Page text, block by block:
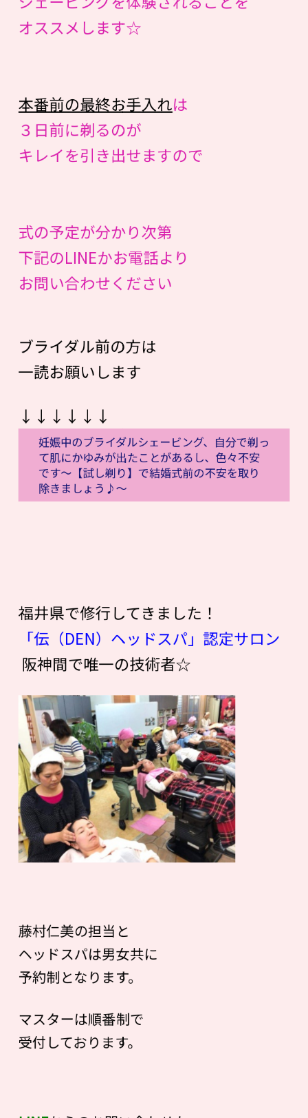
オススメします☆
本番前の最終お手入れは
３日前に剃るのが
キレイを引き出せますので
式の予定が分かり次第
下記のLINEかお電話より
お問い合わせください
ブライダル前の方は
一読お願いします
↓↓↓↓↓↓
妊娠中のブライダルシェービング、自分で剃っ
て肌にかゆみが出たことがあるし、色々不安
です〜【試し剃り】で結婚式前の不安を取り
除きましょう♪〜
福井県で修行してきました！
「伝（DEN）ヘッドスパ」認定サロン
阪神間で唯一の技術者☆
藤村仁美の担当と
ヘッドスパは男女共に
予約制となります。
マスターは順番制で
受付しております。